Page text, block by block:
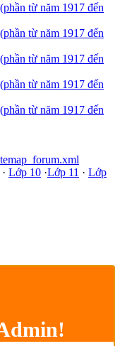
từ năm 1917 đến
từ năm 1917 đến
từ năm 1917 đến
từ năm 1917 đến
từ năm 1917 đến
· Lớp 10 ·Lớp 11 · Lớp